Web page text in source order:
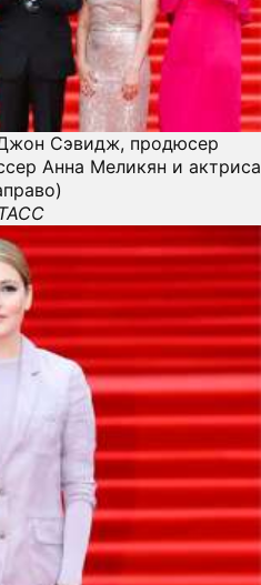
Сэвидж, продюсер
Анна Меликян и актриса